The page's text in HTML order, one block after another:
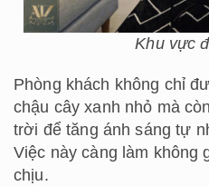
Khu vực
Phòng khách không chỉ
chậu cây xanh nhỏ mà
trời để tăng ánh sáng tự
Việc này càng làm không
chịu.